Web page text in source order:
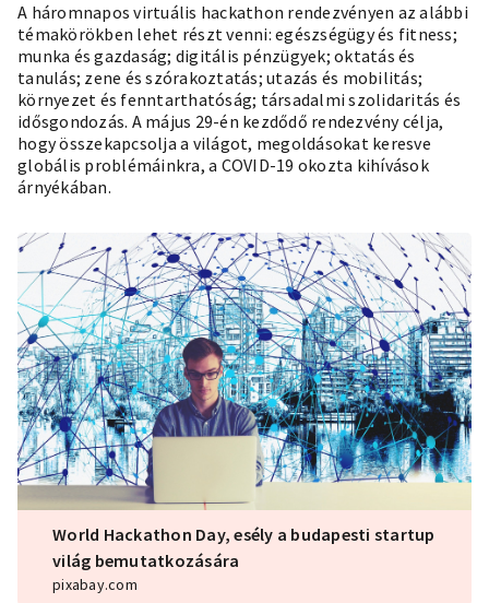
A háromnapos virtuális hackathon rendezvényen az alábbi
témakörökben lehet részt venni: egészségügy és fitness;
munka és gazdaság; digitális pénzügyek; oktatás és
tanulás; zene és szórakoztatás; utazás és mobilitás;
környezet és fenntarthatóság; társadalmi szolidaritás és
idősgondozás. A május 29-én kezdődő rendezvény célja,
hogy összekapcsolja a világot, megoldásokat keresve
globális problémáinkra, a COVID-19 okozta kihívások
árnyékában.
World Hackathon Day, esély a budapesti startup
világ bemutatkozására
pixabay.com